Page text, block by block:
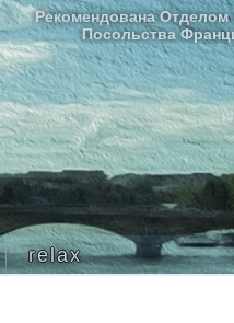
Рекомендована Отделом
Посольства
relax